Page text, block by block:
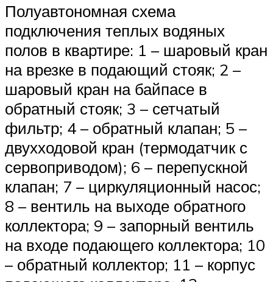
Полуавтономная схема
подключения теплых водяных
полов в квартире: 1 – шаровый кран
на врезке в подающий стояк; 2 –
шаровый кран на байпасе в
обратный стояк; 3 – сетчатый
фильтр; 4 – обратный клапан; 5 –
двухходовой кран (термодатчик с
сервоприводом); 6 – перепускной
клапан; 7 – циркуляционный насос;
8 – вентиль на выходе обратного
коллектора; 9 – запорный вентиль
на входе подающего коллектора; 10
– обратный коллектор; 11 – корпус